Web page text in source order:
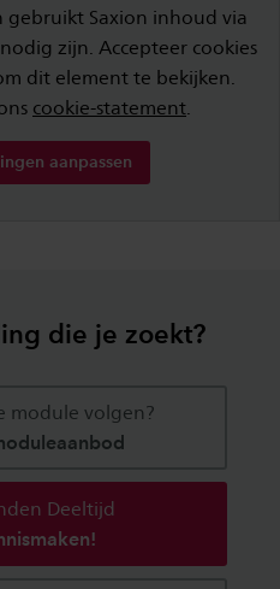
gebruikt Saxion inhoud via
zijn. Accepteer cookies
dit element te bekijken.
cookie-statement
aanpassen
die je zoekt?
module volgen?
Deeltijd